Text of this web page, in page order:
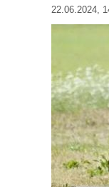
22.06.2024,